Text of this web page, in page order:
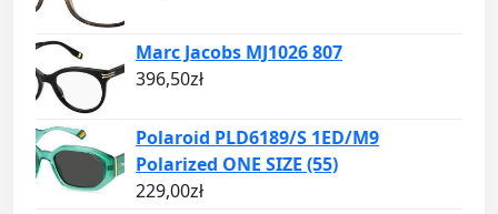
Marc Jacobs MJ1026 807
396,50zł
Polaroid PLD6189/S 1ED/M9
Polarized ONE SIZE (55)
229,00zł